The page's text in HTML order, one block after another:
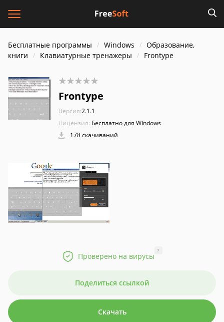
Бесплатные программы Windows
Образование,
книги
Клавиатурные тренажеры Frontype
Frontype
Версия:2.1.1
Лицензия: Бесплатно для Windows
178 скачиваний
Проверено на вирусы
?
Поделиться ссылкой
Скачать